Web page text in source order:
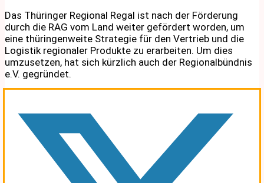
Das Thüringer Regional Regal ist nach der Förderung
durch die RAG vom Land weiter gefördert worden, um
eine thüringenweite Strategie für den Vertrieb und die
Logistik regionaler Produkte zu erarbeiten. Um dies
umzusetzen, hat sich kürzlich auch der Regionalbündnis
e.V. gegründet.